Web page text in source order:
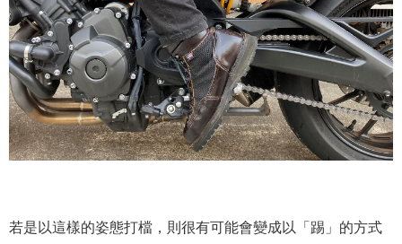
若是以這樣的姿態打檔，則很有可能會變成以「踢」的方式